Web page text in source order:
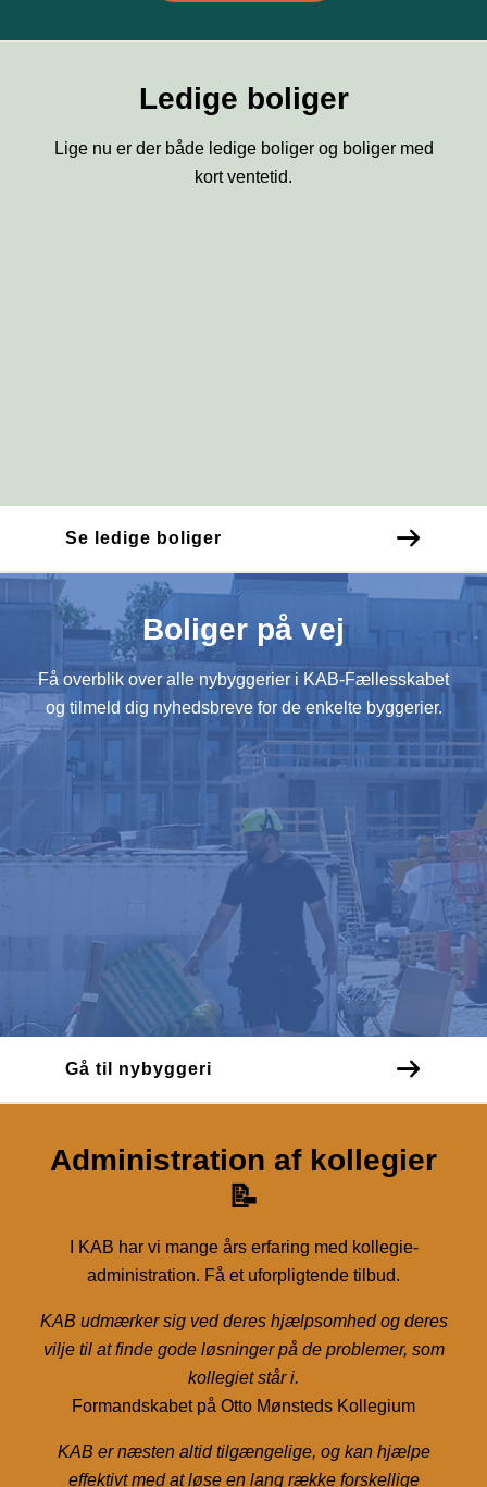
Ledige boliger
Lige nu er der både ledige boliger og boliger med
kort ventetid.
Se ledige boliger
Boliger på vej
Få overblik over alle nybyggerier i KAB-Fællesskabet
og tilmeld dig nyhedsbreve for de enkelte byggerier.
Gå til nybyggeri
Administration af kollegier
📝
I KAB har vi mange års erfaring med kollegie-
administration. Få et uforpligtende tilbud.
KAB udmærker sig ved deres hjælpsomhed og deres
vilje til at finde gode løsninger på de problemer, som
kollegiet står i.
Formandskabet på Otto Mønsteds Kollegium
KAB er næsten altid tilgængelige, og kan hjælpe
effektivt med at løse en lang række forskellige